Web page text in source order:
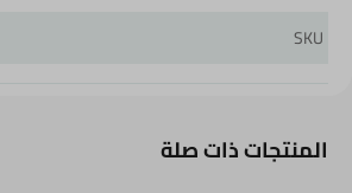
SKU
المنتجات ذات صلة